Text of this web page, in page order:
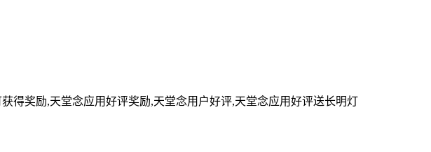
得奖励,天堂念应用好评奖励,天堂念用户好评,天堂念应用好评送长明灯